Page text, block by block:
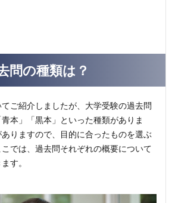
問の種類は？
てご紹介しましたが、大学受験の過去問
本」「黒本」といった種類がありま
りますので、目的に合ったものを選ぶ
では、過去問それぞれの概要について
す。